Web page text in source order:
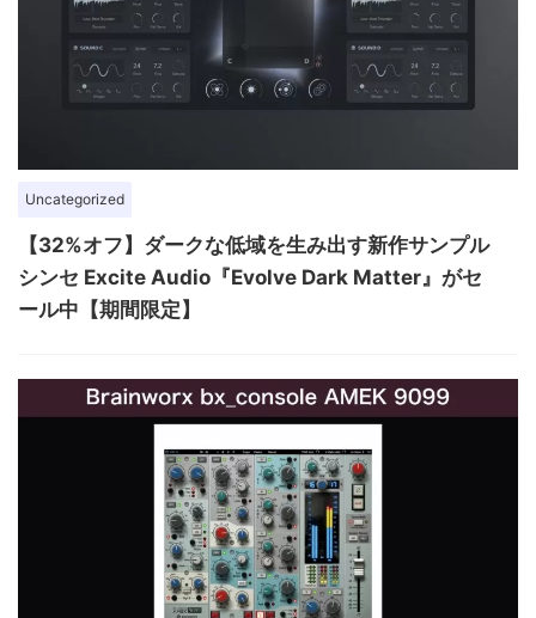
Uncategorized
【32%オフ】ダークな低域を生み出す新作サンプル
シンセ Excite Audio『Evolve Dark Matter』がセ
ール中【期間限定】